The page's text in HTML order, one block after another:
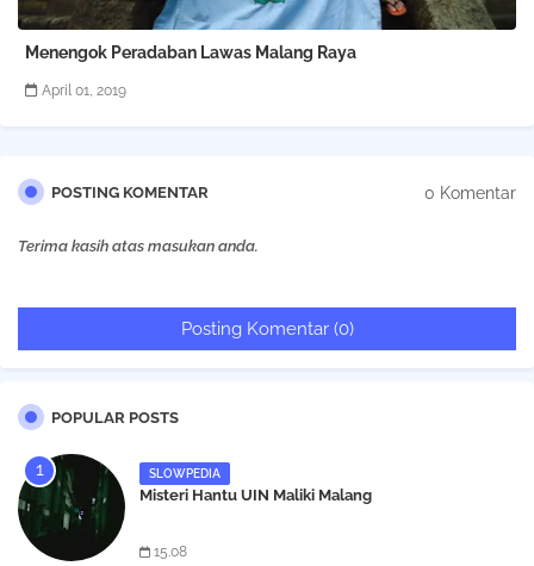
Menengok Peradaban Lawas Malang Raya
April 01, 2019
POSTING KOMENTAR 0 Komentar
Terima kasih atas masukan anda.
Posting Komentar (0)
POPULAR POSTS
SLOWPEDIA
Misteri Hantu UIN Maliki Malang
15.08